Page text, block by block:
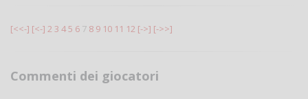
[<<-] [<-] 2 3 45 6 7 8 9 10 11 12 [->] [->>]
Commenti dei giocatori